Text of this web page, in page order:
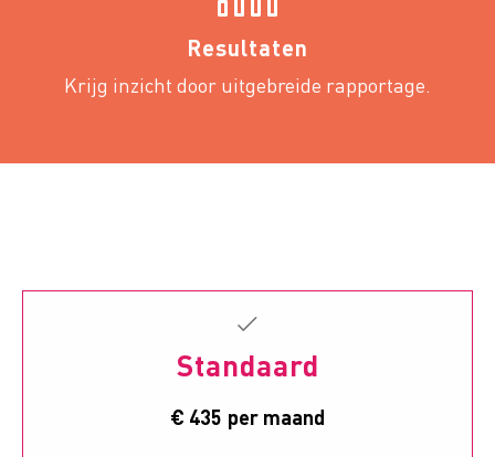
Resultaten
Krijg inzicht door uitgebreide rapportage.
Standaard
€ 435 per maand